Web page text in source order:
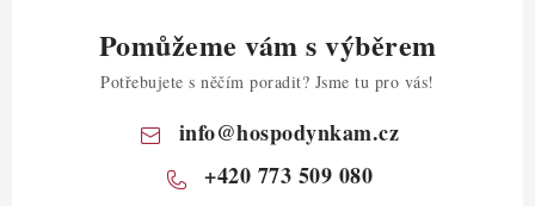
Pomůžeme vám s výběrem
Potřebujete s něčím poradit? Jsme tu pro vás!
info@hospodynkam.cz
+420 773 509 080